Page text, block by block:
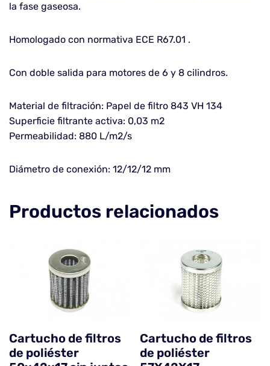
la fase gaseosa.
Homologado con normativa ECE R67.01 .
Con doble salida para motores de 6 y 8 cilindros.
Material de filtración: Papel de filtro 843 VH 134
Superficie filtrante activa: 0,03 m2
Permeabilidad: 880 L/m2/s
Diámetro de conexión: 12/12/12 mm
Productos relacionados
Cartucho de filtros
de poliéster
Cartucho de filtros
de poliéster